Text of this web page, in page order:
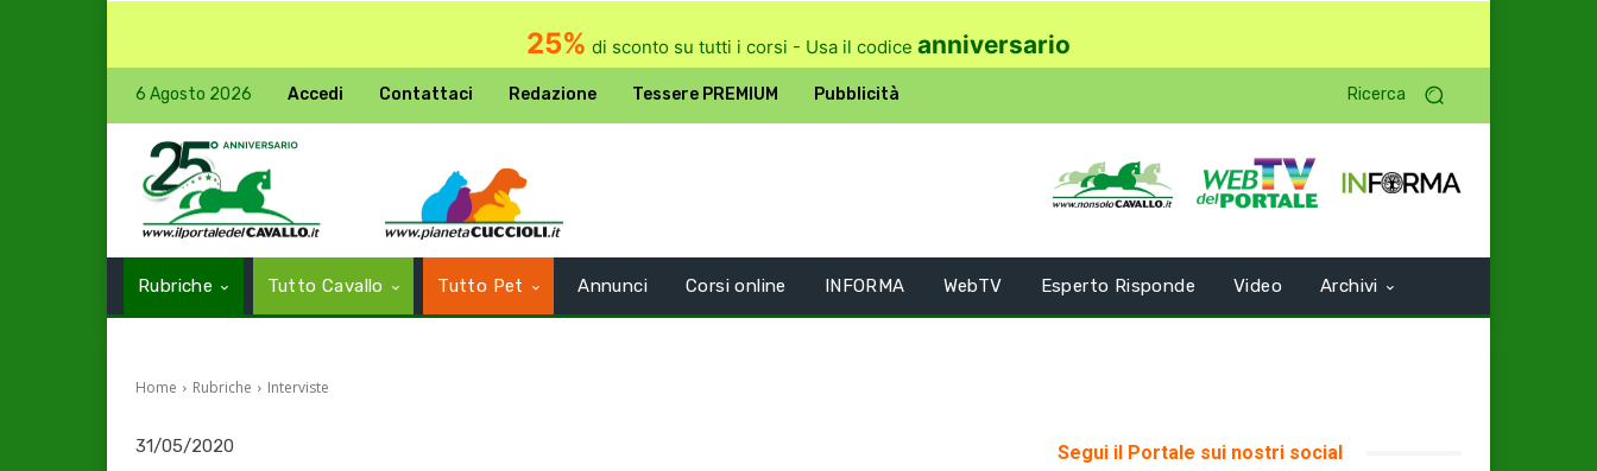
25% di sconto su tutti i corsi - Usa il codice anniversario
6 Agosto 2026 Accedi Contattaci Redazione Tessere PREMIUM Pubblicità Ricerca
Rubriche Tutto Cavallo Tutto Pet Annunci Corsi online INFORMA WebTV Esperto Risponde Video Archivi
Home Rubriche Interviste
31/05/2020 Segui il Portale sui nostri social